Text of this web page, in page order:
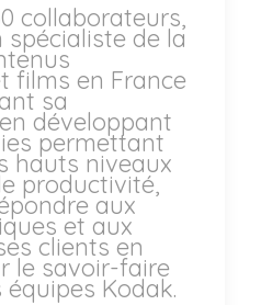
collaborateurs,
spécialiste de la
films en France
sa
développant
permettant
hauts niveaux
productivité,
aux
et aux
clients en
le savoir-faire
Kodak.